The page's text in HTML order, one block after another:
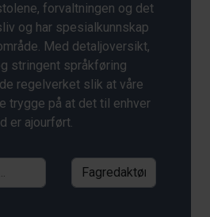
forvaltningen og det
og har spesialkunnskap
Med detaljoversikt,
stringent språkføring
regelverket slik at våre
trygge på at det til enhver
er ajourført.